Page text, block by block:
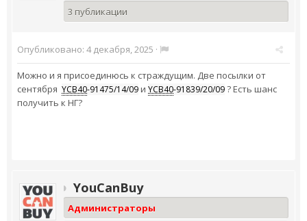
3 публикации
Опубликовано: 4 декабря, 2025 ·
Можно и я присоединюсь к страждущим. Две посылки от
сентября YCB40-91475/14/09и YCB40-91839/20/09? Есть шанс
получить к НГ?
YouCanBuy
Администраторы